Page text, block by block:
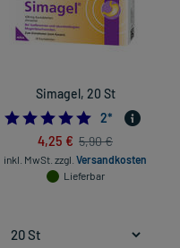
Simagel, 20 St
5.0
2*
4,25 € 5,90 €
inkl. MwSt. zzgl. Versandkosten
Lieferbar